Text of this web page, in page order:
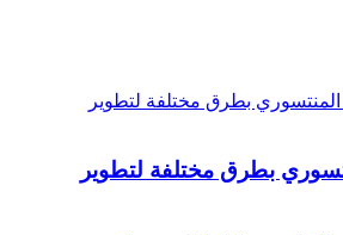
بطرق مختلفة لتطوير